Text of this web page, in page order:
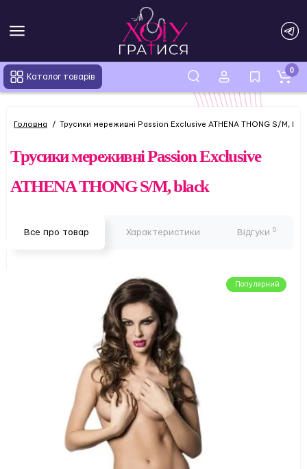
Каталог товарів
0
Головна Трусики мереживні Passion Exclusive ATHENA THONG S/M,
Трусики мереживні Passion Exclusive
ATHENA THONG S/M, black
Все про товар Характеристики Відгуки 0
Популярний